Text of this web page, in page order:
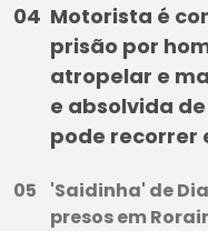
Motorista é
prisão por
atropelar e
e absolvida
pode recorrer
'Saidinha' de
presos em